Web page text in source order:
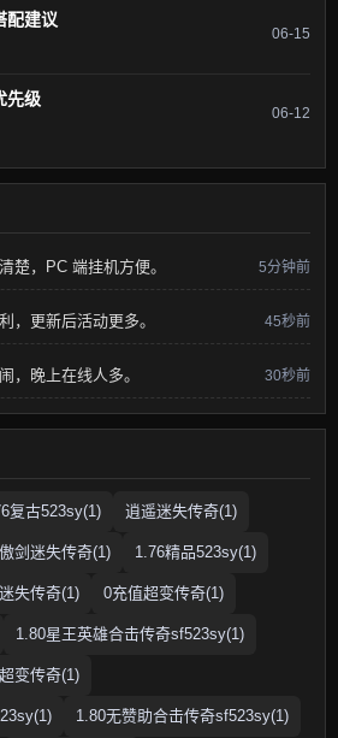
配建议
06-15
先级
06-12
楚，PC 端挂机方便。 5分钟前
，更新后活动更多。 45秒前
，晚上在线人多。 30秒前
复古523sy(1) 逍遥迷失传奇(1)
傲剑迷失传奇(1) 1.76精品523sy(1)
失传奇(1) 0充值超变传奇(1)
1.80星王英雄合击传奇sf523sy(1)
变传奇(1)
1.80无赞助合击传奇sf523sy(1)